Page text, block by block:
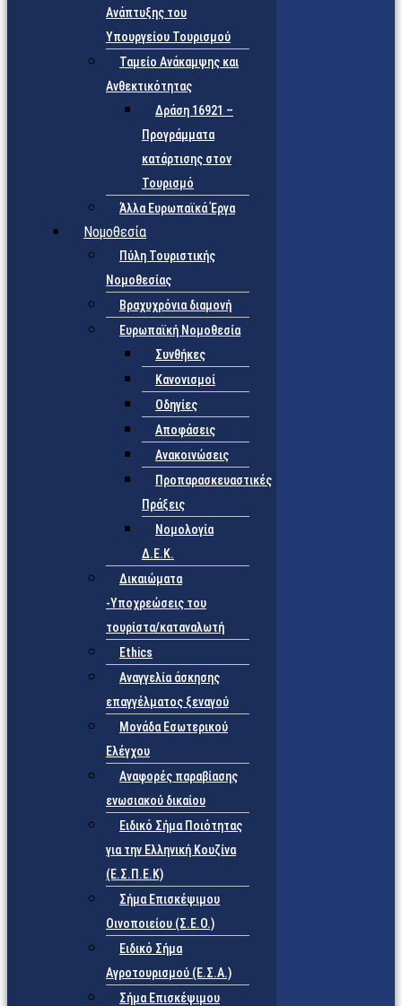
Ανάπτυξης του
Υπουργείου Τουρισμού
Ταμείο Ανάκαμψης και
Ανθεκτικότητας
Δράση 16921 –
Προγράμματα
κατάρτισης στον
Τουρισμό
Άλλα Ευρωπαϊκά Έργα
Νομοθεσία
Πύλη Τουριστικής
Νομοθεσίας
Βραχυχρόνια διαμονή
Ευρωπαϊκή Νομοθεσία
Συνθήκες
Κανονισμοί
Οδηγίες
Αποφάσεις
Ανακοινώσεις
Προπαρασκευαστικές
Πράξεις
Νομολογία
Δ.Ε.Κ.
Δικαιώματα
-Υποχρεώσεις του
τουρίστα/καταναλωτή
Ethics
Αναγγελία άσκησης
επαγγέλματος ξεναγού
Μονάδα Εσωτερικού
Ελέγχου
Αναφορές παραβίασης
ενωσιακού δικαίου
Ειδικό Σήμα Ποιότητας
για την Ελληνική Κουζίνα
(Ε.Σ.Π.Ε.Κ)
Σήμα Επισκέψιμου
Οινοποιείου (Σ.Ε.Ο.)
Ειδικό Σήμα
Αγροτουρισμού (Ε.Σ.Α.)
Σήμα Επισκέψιμου